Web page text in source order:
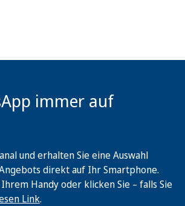
immer auf
und erhalten Sie eine Auswahl
direkt auf Ihr Smartphone.
Handy oder klicken Sie – falls Sie
Link.